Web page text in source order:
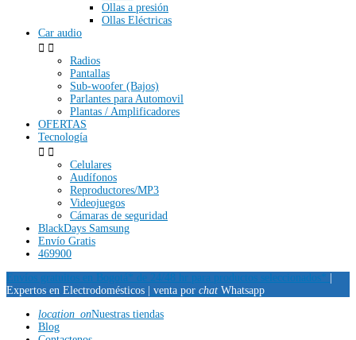
Ollas a presión
Ollas Eléctricas
Car audio
 
Radios
Pantallas
Sub-woofer (Bajos)
Parlantes para Automovil
Plantas / Amplificadores
OFERTAS
Tecnología
 
Celulares
Audífonos
Reproductores/MP3
Videojuegos
Cámaras de seguridad
BlackDays Samsung
Envío Gratis
469900
Envíos gratuitos en Bogotá* de 24/48 hr para productos seleccionados*
Expertos en Electrodomésticos |
venta por chat Whatsapp
location_onNuestras tiendas
Blog